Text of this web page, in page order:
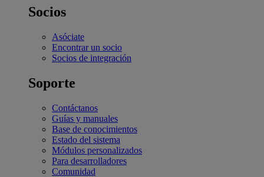
Socios
Asóciate
Encontrar un socio
Socios de integración
Soporte
Contáctanos
Guías y manuales
Base de conocimientos
Estado del sistema
Módulos personalizados
Para desarrolladores
Comunidad